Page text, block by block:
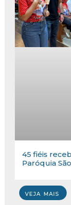
45 fiéis
Paróquia
VEJA MAIS